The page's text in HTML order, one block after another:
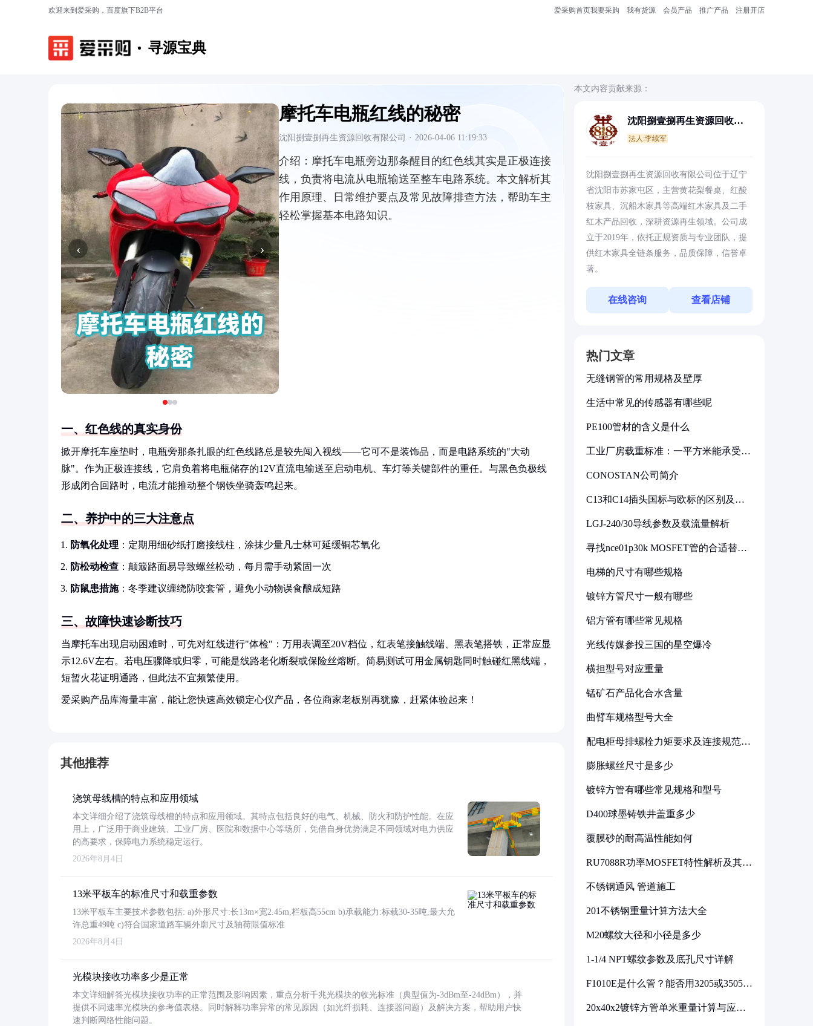
欢迎来到爱采购，百度旗下B2B平台 爱采购首页我要采购 我有货源 会员产品 推广产品 注册开店
寻源宝典
‹ ›
摩托车电瓶红线的秘密
沈阳捌壹捌再生资源回收有限公司 · 2026-04-06 11:19:33
介绍： 摩托车电瓶旁边那条醒目的红色线其实是正极连接
线，负责将电流从电瓶输送至整车电路系统。本文解析其
作用原理、日常维护要点及常见故障排查方法，帮助车主
轻松掌握基本电路知识。
一、红色线的真实身份
掀开摩托车座垫时，电瓶旁那条扎眼的红色线路总是较先闯入视线——它可不是装饰品，而是电路系统的"大动
脉"。作为正极连接线，它肩负着将电瓶储存的12V直流电输送至启动电机、车灯等关键部件的重任。与黑色负极线
形成闭合回路时，电流才能推动整个钢铁坐骑轰鸣起来。
二、养护中的三大注意点
防氧化处理 ：定期用细砂纸打磨接线柱，涂抹少量凡士林可延缓铜芯氧化
防松动检查 ：颠簸路面易导致螺丝松动，每月需手动紧固一次
防鼠患措施：冬季建议缠绕防咬套管，避免小动物误食酿成短路
三、故障快速诊断技巧
当摩托车出现启动困难时，可先对红线进行"体检"：万用表调至20V档位，红表笔接触线端、黑表笔搭铁，正常应显
示12.6V左右。若电压骤降或归零，可能是线路老化断裂或保险丝熔断。简易测试可用金属钥匙同时触碰红黑线端，
短暂火花证明通路，但此法不宜频繁使用。
爱采购产品库海量丰富，能让您快速高效锁定心仪产品，各位商家老板别再犹豫，赶紧体验起来！
其他推荐
浇筑母线槽的特点和应用领域
本文详细介绍了浇筑母线槽的特点和应用领域。其特点包括良好的电气、机械、防火和防护性能。在应
用上，广泛用于商业建筑、工业厂房、医院和数据中心等场所，凭借自身优势满足不同领域对电力供应
的高要求，保障电力系统稳定运行。
2026年8月4日
13米平板车的标准尺寸和载重参数
13米平板车主要技术参数包括: a)外形尺寸:长13m×宽2.45m,栏板高55cm b)承载能力:标载30-35吨,最大允
许总重49吨 c)符合国家道路车辆外廓尺寸及轴荷限值标准
2026年8月4日
光模块接收功率多少是正常
本文详细解答光模块接收功率的正常范围及影响因素，重点分析千兆光模块的收光标准（典型值为-3dBm至-24dBm），并
提供不同速率光模块的参考值表格。同时解释功率异常的常见原因（如光纤损耗、连接器问题）及解决方案，帮助用户快
速判断网络性能问题。
本文内容贡献来源：
沈阳捌壹捌再生资源回收有
法人:李续军
沈阳捌壹捌再生资源回收有限公司位于辽宁
省沈阳市苏家屯区，主营黄花梨餐桌、红酸
枝家具、沉船木家具等高端红木家具及二手
红木产品回收，深耕资源再生领域。公司成
立于2019年，依托正规资质与专业团队，提
供红木家具全链条服务，品质保障，信誉卓
著。
在线咨询 查看店铺
热门文章
无缝钢管的常用规格及壁厚
生活中常见的传感器有哪些呢
PE100管材的含义是什么
工业厂房载重标准：一平方米能承受多
CONOSTAN公司简介
C13和C14插头国标与欧标的区别及其
LGJ-240/30导线参数及载流量解析
寻找nce01p30k MOSFET管的合适替代
电梯的尺寸有哪些规格
镀锌方管尺寸一般有哪些
铝方管有哪些常见规格
光线传媒参投三国的星空爆冷
横担型号对应重量
锰矿石产品化合水含量
曲臂车规格型号大全
配电柜母排螺栓力矩要求及连接规范详
膨胀螺丝尺寸是多少
镀锌方管有哪些常见规格和型号
D400球墨铸铁井盖重多少
覆膜砂的耐高温性能如何
RU7088R功率MOSFET特性解析及其在
不锈钢通风 管道施工
201不锈钢重量计算方法大全
M20螺纹大径和小径是多少
1-1/4 NPT螺纹参数及底孔尺寸详解
F1010E是什么管？能否用3205或3505代
20x40x2镀锌方管单米重量计算与应用